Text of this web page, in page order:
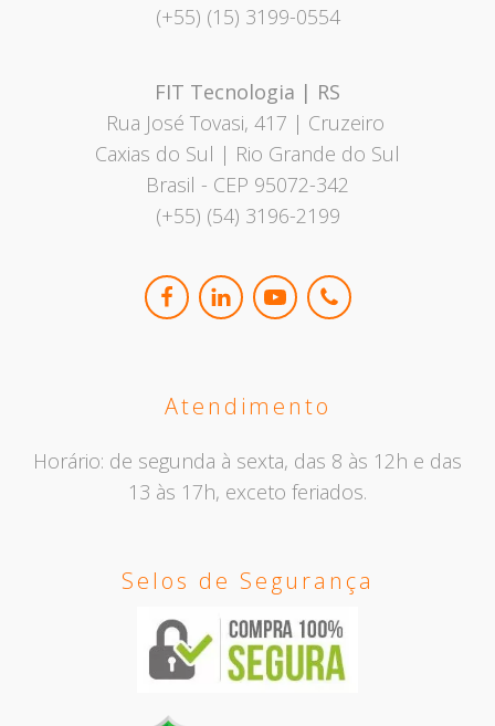
(+55) (15) 3199-0554
FIT Tecnologia | RS
Rua José Tovasi, 417 | Cruzeiro
Caxias do Sul | Rio Grande do Sul
Brasil - CEP 95072-342
(+55) (54) 3196-2199
Atendimento
Horário: de segunda à sexta, das 8 às 12h e das
13 às 17h, exceto feriados.
Selos de Segurança